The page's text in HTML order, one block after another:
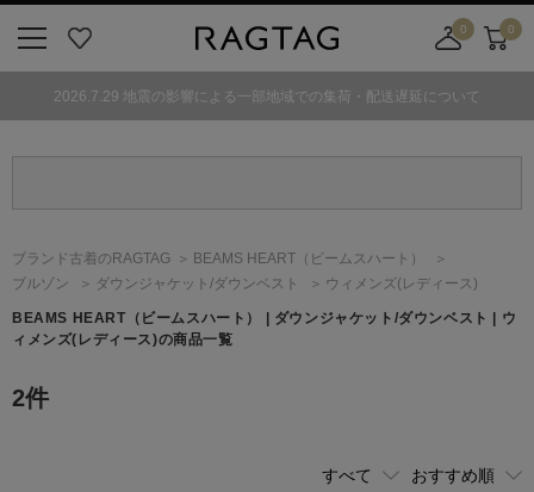
気
0
舗
カ
ト
0
2026.7.29 地震の影響による一部地域での集荷・配送遅延について
ブランド古着のRAGTAG BEAMS HEART （ビームスハート）
ブルゾン
ダウンジャケット/ダウンベスト ウィメンズ(レディース)
BEAMS HEART （ビームスハート）
| ダウンジャケット/ダウンベスト | ウ
ィメンズ(レディース)の商品一覧
2件